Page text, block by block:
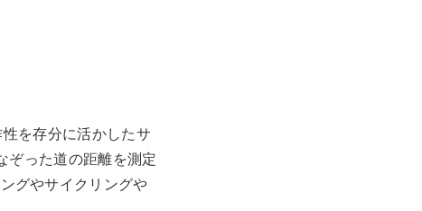
を存分に活かしたサ
ぞった道の距離を測定
グやサイクリングや